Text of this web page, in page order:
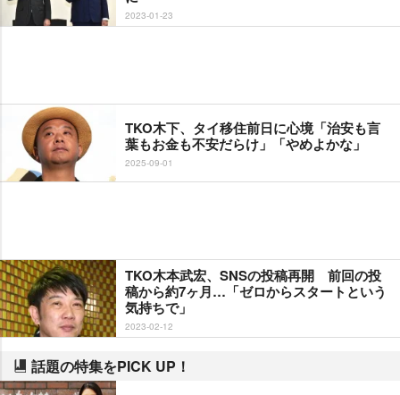
2023-01-23
TKO木下、タイ移住前日に心境「治安も言
葉もお金も不安だらけ」「やめよかな」
2025-09-01
TKO木本武宏、SNSの投稿再開 前回の投
稿から約7ヶ月…「ゼロからスタートという
気持ちで」
2023-02-12
話題の特集をPICK UP！